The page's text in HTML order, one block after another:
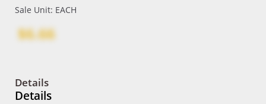
Sale Unit: EACH
$6.66
Details
Details